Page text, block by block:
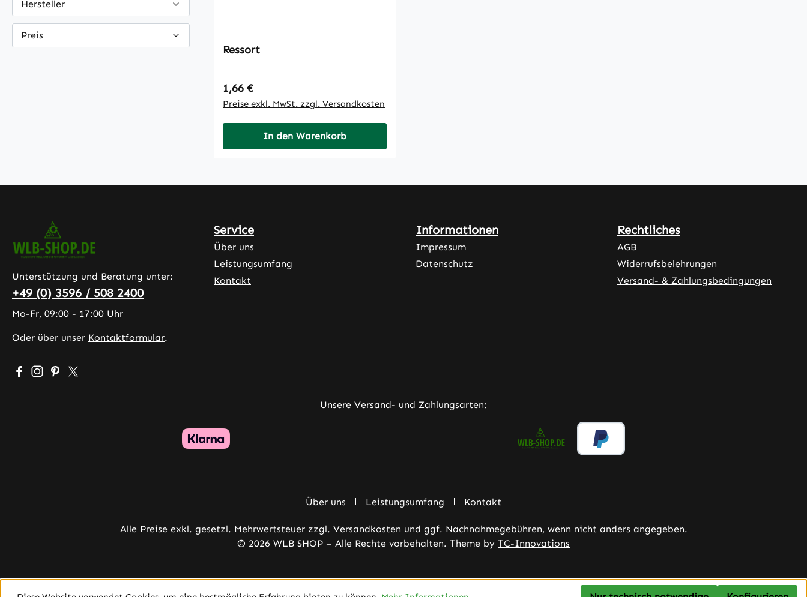
Hersteller
Preis
Ressort
Regulärer Preis:
1,66 €
Preise exkl. MwSt. zzgl. Versandkosten
In den Warenkorb
Unterstützung und Beratung unter:
+49 (0) 3596 / 508 2400
Mo-Fr, 09:00 - 17:00 Uhr
Oder über unser Kontaktformular.
Besuche uns auf Facebook – öffnet in neuem Tab (externer Link)
Schau auf Instagram vorbei – öffnet in neuem Tab (externer Link)
Lass dich auf Pinterest inspirieren – öffnet in neuem Tab (externer Link)
Folge uns auf X – öffnet in neuem Tab (externer Link)
Service
Über uns
Leistungsumfang
Kontakt
Informationen
Impressum
Datenschutz
Rechtliches
AGB
Widerrufsbelehrungen
Versand- & Zahlungsbedingungen
Unsere Versand- und Zahlungsarten:
Über uns Leistungsumfang Kontakt
Alle Preise exkl. gesetzl. Mehrwertsteuer zzgl. Versandkosten und ggf. Nachnahmegebühren, wenn nicht anders angegeben.
© 2026 WLB SHOP – Alle Rechte vorbehalten. Theme by TC-Innovations